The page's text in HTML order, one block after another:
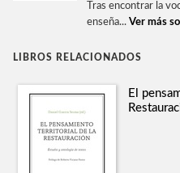
Tras encontrar la
enseña... Ver más
LIBROS RELACIONADOS
El